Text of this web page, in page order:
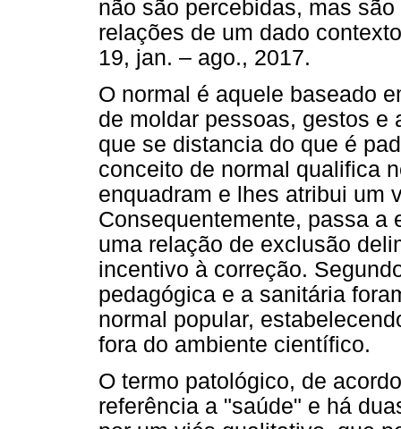
não são percebidas, mas
relações de um dado
19, jan. – ago., 2017.
O normal é aquele baseado
de moldar pessoas, gestos e
que se distancia do que é
conceito de normal qualifica
enquadram e lhes atribui um
Consequentemente, passa a
uma relação de exclusão
incentivo à correção.
pedagógica e a sanitária
normal popular,
fora do ambiente científico.
O termo patológico, de
referência a "saúde" e há